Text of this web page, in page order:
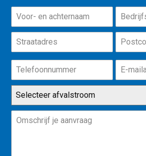
Selecteer afvalstroom